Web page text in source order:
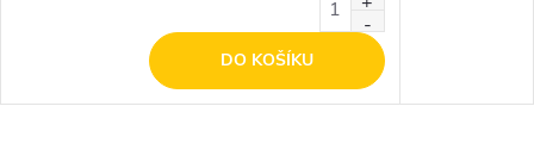
DO KOŠÍKU